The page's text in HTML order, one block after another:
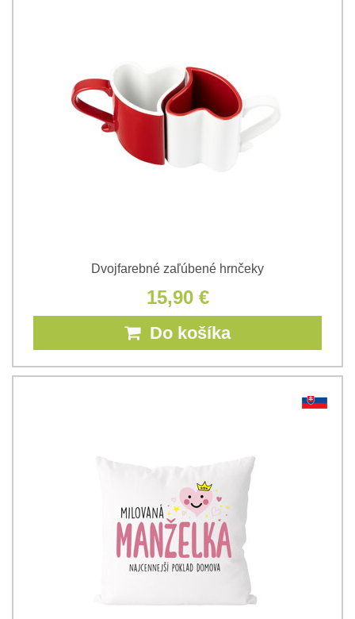
Dvojfarebné zaľúbené hrnčeky
15,90 €
Do košíka